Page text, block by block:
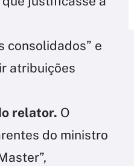
consolidados” e
atribuições
relator. O
do ministro